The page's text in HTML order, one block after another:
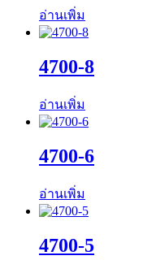
อ่านเพิ่ม
4700-8
อ่านเพิ่ม
4700-6
อ่านเพิ่ม
4700-5